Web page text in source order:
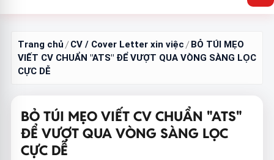
Trang chủ /CV / Cover Letter xin việc /BỎ TÚI MẸO
VIẾT CV CHUẨN "ATS" ĐỂ VƯỢT QUA VÒNG SÀNG LỌC
CỰC DỄ
BỎ TÚI MẸO VIẾT CV CHUẨN "ATS"
ĐỂ VƯỢT QUA VÒNG SÀNG LỌC
CỰC DỄ